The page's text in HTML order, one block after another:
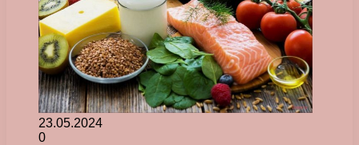
23.05.2024
0